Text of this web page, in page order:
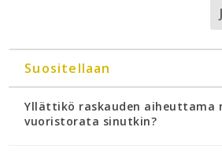
Suositellaan
Yllättikö raskauden aiheuttama
vuoristorata sinutkin?